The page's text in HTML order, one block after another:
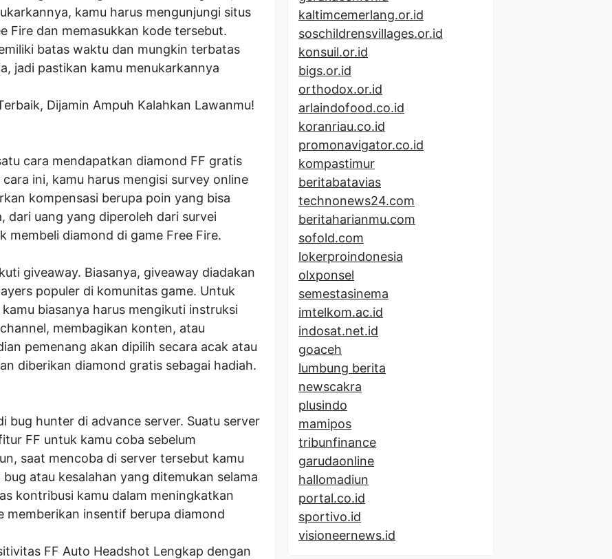
kamu harus mengunjungi situs
Fire dan memasukkan kode tersebut.
batas waktu dan mungkin terbatas
jadi pastikan kamu menukarkannya
Dijamin Ampuh Kalahkan Lawanmu!
cara mendapatkan diamond FF gratis
ini, kamu harus mengisi survey online
kompensasi berupa poin yang bisa
dari uang yang diperoleh dari survei
membeli diamond di game Free Fire.
giveaway. Biasanya, giveaway diadakan
populer di komunitas game. Untuk
biasanya harus mengikuti instruksi
membagikan konten, atau
pemenang akan dipilih secara acak atau
diberikan diamond gratis sebagai hadiah.
bug hunter di advance server. Suatu server
FF untuk kamu coba sebelum
saat mencoba di server tersebut kamu
atau kesalahan yang ditemukan selama
kontribusi kamu dalam meningkatkan
memberikan insentif berupa diamond
FF Auto Headshot Lengkap dengan
kaltimcemerlang.or.id
soschildrensvillages.or.id
konsuil.or.id
bigs.or.id
orthodox.or.id
arlaindofood.co.id
koranriau.co.id
promonavigator.co.id
kompastimur
beritabatavias
technonews24.com
beritaharianmu.com
sofold.com
lokerproindonesia
olxponsel
semestasinema
imtelkom.ac.id
indosat.net.id
goaceh
lumbung berita
newscakra
plusindo
mamipos
tribunfinance
garudaonline
hallomadiun
portal.co.id
sportivo.id
visioneernews.id